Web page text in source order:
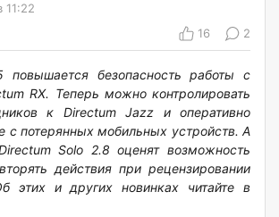
11:22
16
2
повышается безопасность работы с
RX. Теперь можно контролировать
к Directum Jazz и оперативно
с потерянных мобильных устройств. А
Solo 2.8 оценят возможность
действия при рецензировании
этих и других новинках читайте в